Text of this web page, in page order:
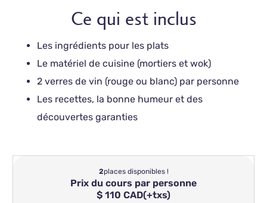
Ce qui est inclus
Les ingrédients pour les plats
Le matériel de cuisine (mortiers et wok)
2 verres de vin (rouge ou blanc) par personne
Les recettes, la bonne humeur et des
découvertes garanties
2places disponibles !
Prix du cours par personne
$ 110 CAD(+txs)